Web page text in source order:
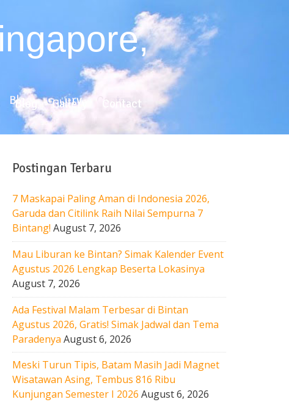
Blog
Blog Gallery
Gallery Contact
Contact
Postingan Terbaru
7 Maskapai Paling Aman di Indonesia 2026,
Garuda dan Citilink Raih Nilai Sempurna 7
Bintang! August 7, 2026
Mau Liburan ke Bintan? Simak Kalender Event
Agustus 2026 Lengkap Beserta Lokasinya
August 7, 2026
Ada Festival Malam Terbesar di Bintan
Agustus 2026, Gratis! Simak Jadwal dan Tema
Paradenya August 6, 2026
Meski Turun Tipis, Batam Masih Jadi Magnet
Wisatawan Asing, Tembus 816 Ribu
Kunjungan Semester I 2026 August 6, 2026